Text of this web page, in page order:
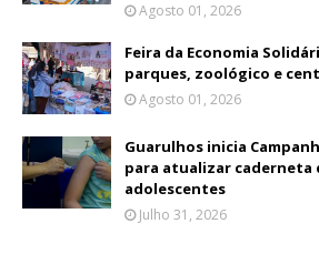
Agosto 01, 2026
Feira da Economia
parques, zoológico e
Agosto 01, 2026
Guarulhos inicia
para atualizar caderneta
adolescentes
Julho 31, 2026